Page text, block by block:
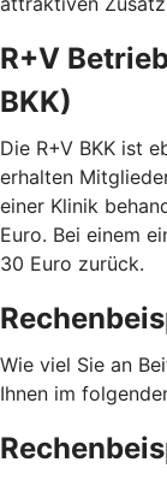
R+V
BKK)
Die R+V BKK ist
erhalten
einer Klinik
Euro. Bei einem
30 Euro zurück.
Wie viel Sie an
Ihnen im